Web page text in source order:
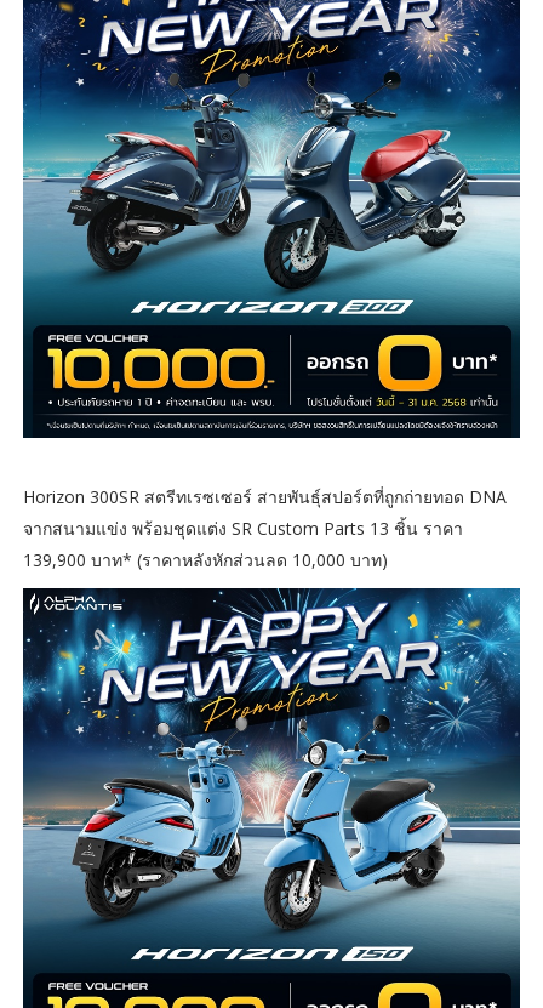
Horizon 300SR สตรีทเรซเซอร์ สายพันธุ์สปอร์ตที่ถูกถ่ายทอด DNA
จากสนามแข่ง พร้อมชุดแต่ง SR Custom Parts 13 ชิ้น ราคา
139,900 บาท* (ราคาหลังหักส่วนลด 10,000 บาท)